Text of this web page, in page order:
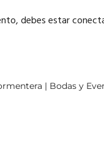
debes estar
| Bodas y